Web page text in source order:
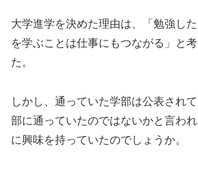
大学進学を決めた理由は、「勉強し
を学ぶことは仕事にもつながる」と
た。
しかし、通っていた学部は公表され
部に通っていたのではないかと言わ
に興味を持っていたのでしょうか。